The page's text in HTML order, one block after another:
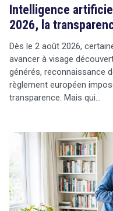
Rechercher
Intelligence
2026, la
Dès le 2 août 2026,
avancer à visage
générés, reconnaissance
règlement européen
transparence. Mais qui…